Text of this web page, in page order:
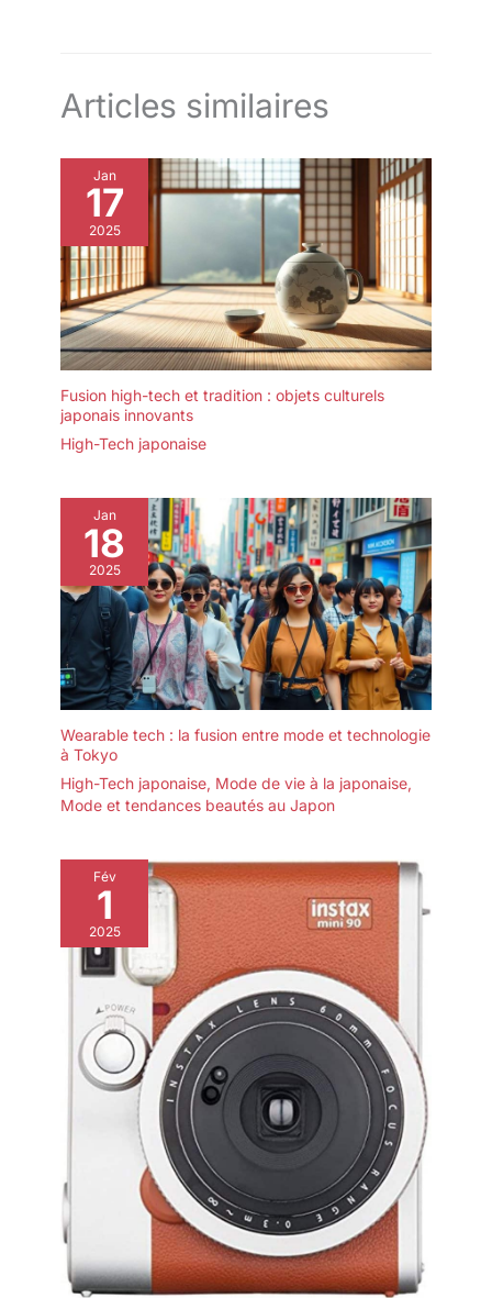
Articles similaires
Jan
17
2025
Fusion high-tech et tradition : objets culturels
japonais innovants
High-Tech japonaise
Jan
18
2025
Wearable tech : la fusion entre mode et technologie
à Tokyo
High-Tech japonaise, Mode de vie à la japonaise,
Mode et tendances beautés au Japon
Fév
1
2025